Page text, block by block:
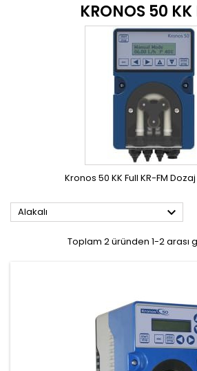
KRONOS 50 KK
Kronos 50 KK Full KR-FM
Alakalı 
Toplam 2 üründen 1-2 arası